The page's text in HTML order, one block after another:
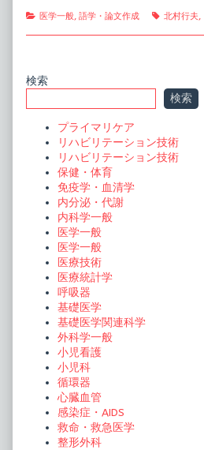
Categories
医学一般, 語学・論文作成 Tags
北村行夫,
Primary
Sidebar
検索
検索
プライマリケア
リハビリテーション技術
リハビリテーション技術
保健・体育
免疫学・血清学
内分泌・代謝
内科学一般
医学一般
医学一般
医療技術
医療統計学
呼吸器
基礎医学
基礎医学関連科学
外科学一般
小児看護
小児科
循環器
心臓血管
感染症・AIDS
救命・救急医学
整形外科